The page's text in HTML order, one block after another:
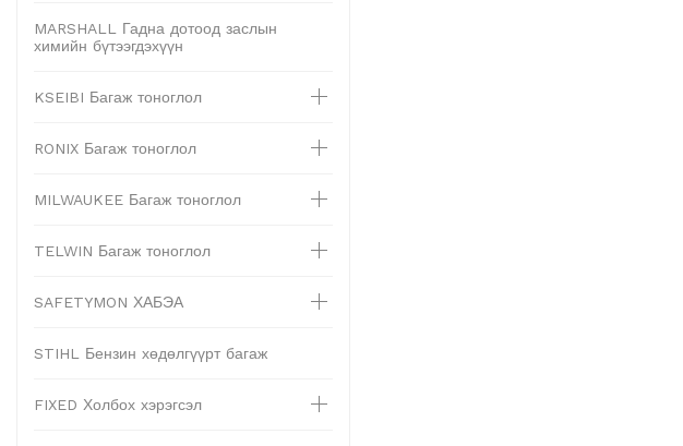
MARSHALL Гадна дотоод заслын
химийн бүтээгдэхүүн
KSEIBI Багаж тоноглол
RONIX Багаж тоноглол
MILWAUKEE Багаж тоноглол
TELWIN Багаж тоноглол
SAFETYMON ХАБЭА
STIHL Бензин хөдөлгүүрт багаж
FIXED Холбох хэрэгсэл